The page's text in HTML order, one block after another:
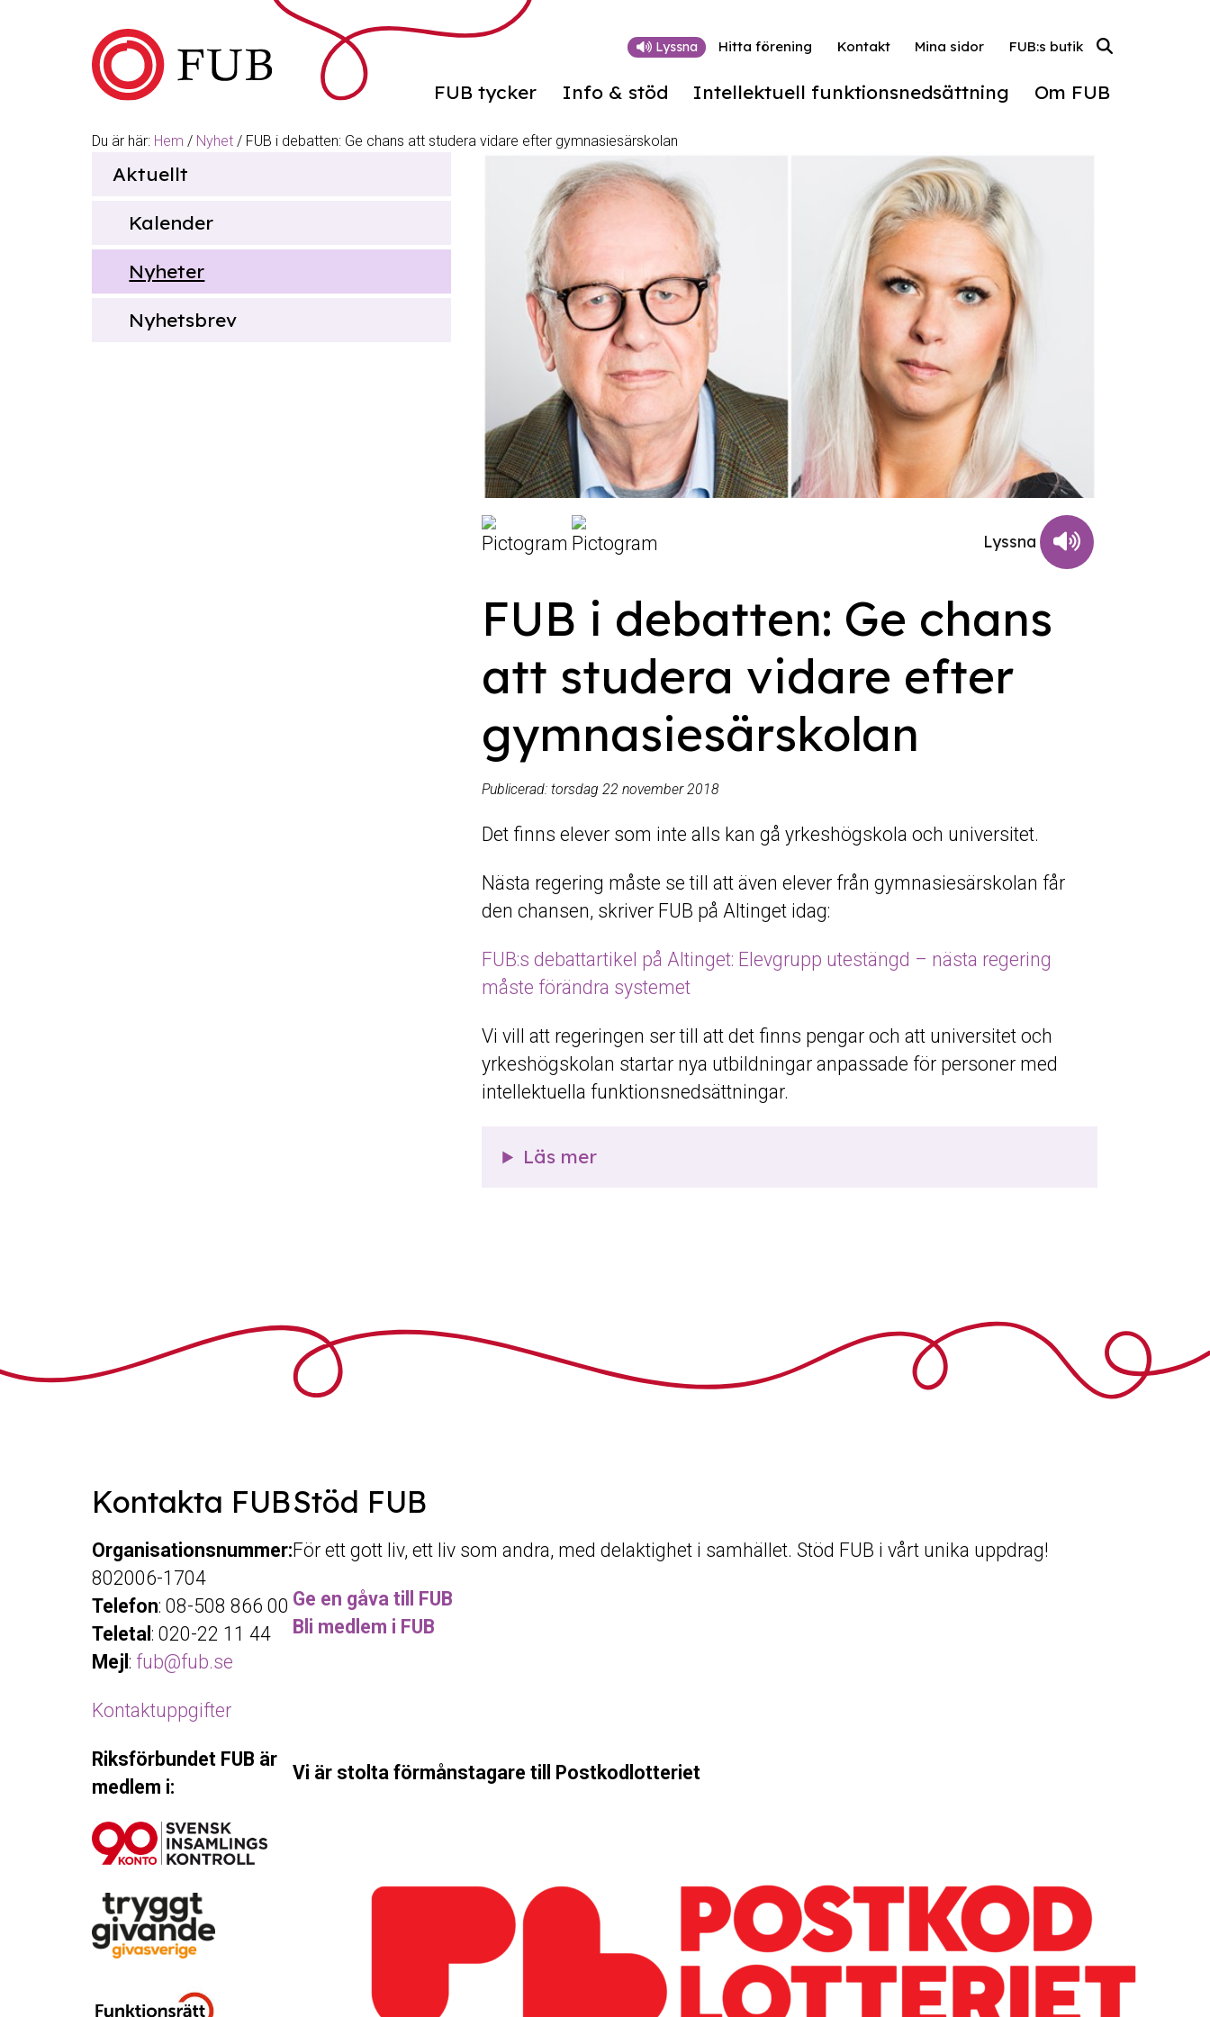
FUB tycker Info & stöd Intellektuell funktionsnedsättning Om FUB
Lyssna Hitta förening Kontakt Mina sidor FUB:s butik
efter
Du är här: Hem / Nyhet / FUB i debatten: Ge chans att studera vidare efter gymnasiesärskolan
Aktuellt
Kalender
Nyheter
Nyhetsbrev
FUB i debatten: Ge chans
att studera vidare efter
gymnasiesärskolan
Publicerad:torsdag 22 november 2018
Det finns elever som inte alls kan gå yrkeshögskola och universitet.
Nästa regering måste se till att även elever från gymnasiesärskolan får
den chansen, skriver FUB på Altinget idag:
FUB:s debattartikel på Altinget: Elevgrupp utestängd – nästa regering
måste förändra systemet
Vi vill att regeringen ser till att det finns pengar och att universitet och
yrkeshögskolan startar nya utbildningar anpassade för personer med
intellektuella funktionsnedsättningar.
Läs mer
Kontakta FUB
Organisationsnummer:
802006-1704
Telefon: 08-508 866 00
Teletal : 020-22 11 44
Mejl : fub@fub.se
Kontaktuppgifter
Riksförbundet FUB är
medlem i:
Stöd FUB
För ett gott liv, ett liv som andra, med delaktighet i samhället. Stöd FUB i vårt unika uppdrag!
Ge en gåva till FUB
Bli medlem i FUB
Vi är stolta förmånstagare till Postkodlotteriet